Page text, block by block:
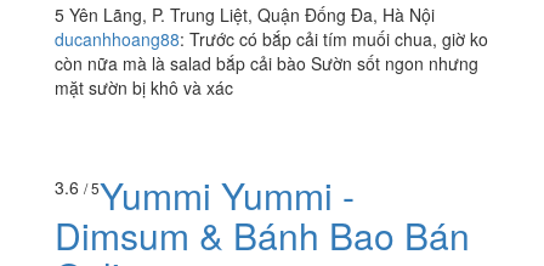
5 Yên Lãng, P. Trung Liệt, Quận Đống Đa, Hà Nội
ducanhhoang88: Trước có bắp cải tím muối chua, giờ ko
còn nữa mà là salad bắp cải bào Sườn sốt ngon nhưng
mặt sườn bị khô và xác